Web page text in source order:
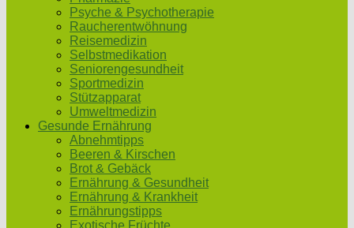
Psyche & Psychotherapie
Raucherentwöhnung
Reisemedizin
Selbstmedikation
Seniorengesundheit
Sportmedizin
Stützapparat
Umweltmedizin
Gesunde Ernährung
Abnehmtipps
Beeren & Kirschen
Brot & Gebäck
Ernährung & Gesundheit
Ernährung & Krankheit
Ernährungstipps
Exotische Früchte